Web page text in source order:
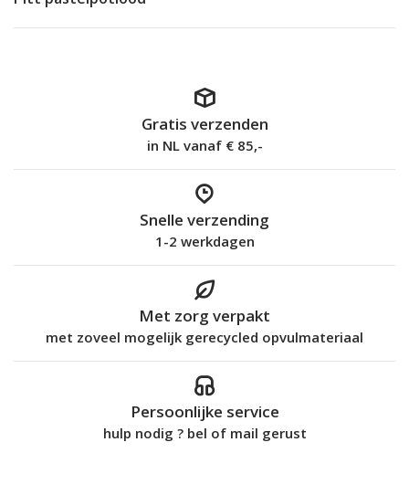
Gratis verzenden
in NL vanaf € 85,-
Snelle verzending
1-2 werkdagen
Met zorg verpakt
met zoveel mogelijk gerecycled opvulmateriaal
Persoonlijke service
hulp nodig ? bel of mail gerust